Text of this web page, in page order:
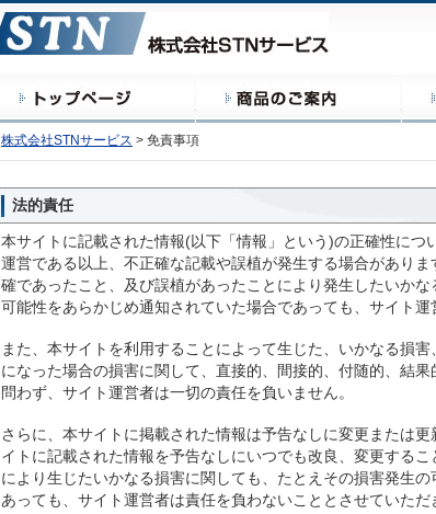
株式会社STNサービス > 免責事項
法的責任
本サイトに記載された情報(以下「情報」という)の正確性につ
運営である以上、不正確な記載や誤植が発生する場合があり
確であったこと、及び誤植があったことにより発生したいか
可能性をあらかじめ通知されていた場合であっても、サイト運
また、本サイトを利用することによって生じた、いかなる損
になった場合の損害に関して、直接的、間接的、付随的、結
問わず、サイト運営者は一切の責任を負いません。
さらに、本サイトに掲載された情報は予告なしに変更または
イトに記載された情報を予告なしにいつでも改良、変更する
により生じたいかなる損害に関しても、たとえその損害発生
あっても、サイト運営者は責任を負わないこととさせていただ